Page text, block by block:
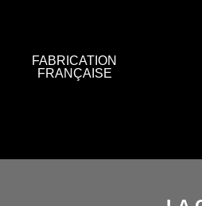
FABRICATION
FRANÇAISE